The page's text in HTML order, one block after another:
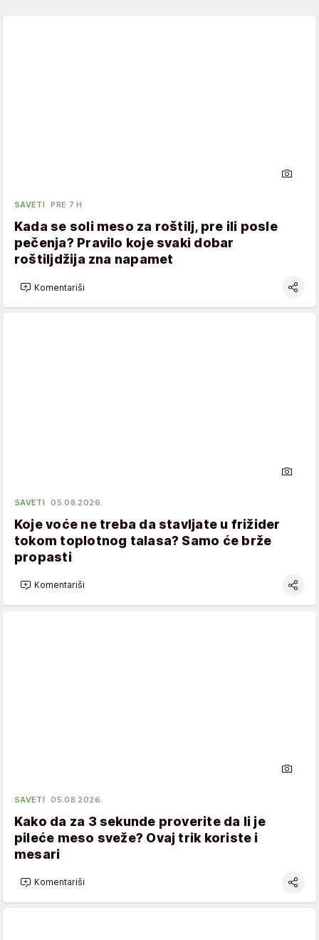
SAVETI PRE 7 H
Kada se soli meso za roštilj, pre ili posle
pečenja? Pravilo koje svaki dobar
roštiljdžija zna napamet
Komentariši
SAVETI 05.08.2026.
Koje voće ne treba da stavljate u frižider
tokom toplotnog talasa? Samo će brže
propasti
Komentariši
SAVETI 05.08.2026.
Kako da za 3 sekunde proverite da li je
pileće meso sveže? Ovaj trik koriste i
mesari
Komentariši